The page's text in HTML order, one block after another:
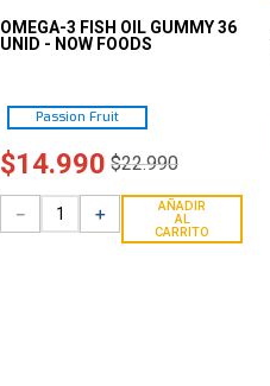
OMEGA-3 FISH OIL GUMMY 36
UNID - NOW FOODS
Passion Fruit
$14.990 $22.990
＋
－
AÑADIR
AL
CARRITO